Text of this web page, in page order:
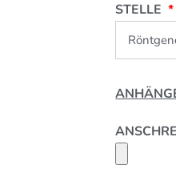
STELLE